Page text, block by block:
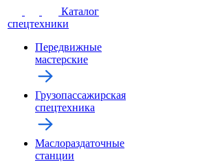
Каталог
спецтехники
Передвижные
мастерские
Грузопассажирская
спецтехника
Маслораздаточные
станции